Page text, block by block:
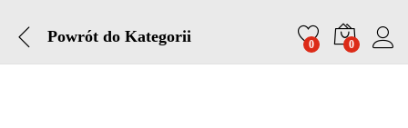
Powrót do Kategorii 0 0